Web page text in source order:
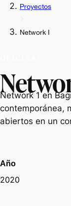
Proyectos
Network I
Network 1 en
contemporánea,
abiertos en un
Año
2020